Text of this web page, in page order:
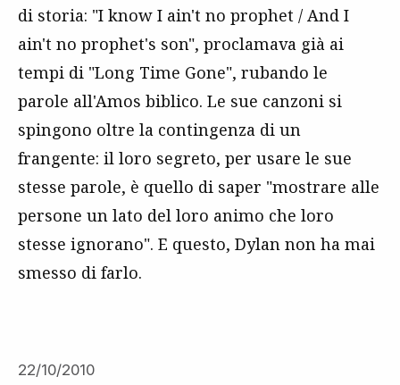
di storia: "I know I ain't no prophet / And I
ain't no prophet's son", proclamava già ai
tempi di "Long Time Gone", rubando le
parole all'Amos biblico. Le sue canzoni si
spingono oltre la contingenza di un
frangente: il loro segreto, per usare le sue
stesse parole, è quello di saper "mostrare alle
persone un lato del loro animo che loro
stesse ignorano". E questo, Dylan non ha mai
smesso di farlo.
22/10/2010